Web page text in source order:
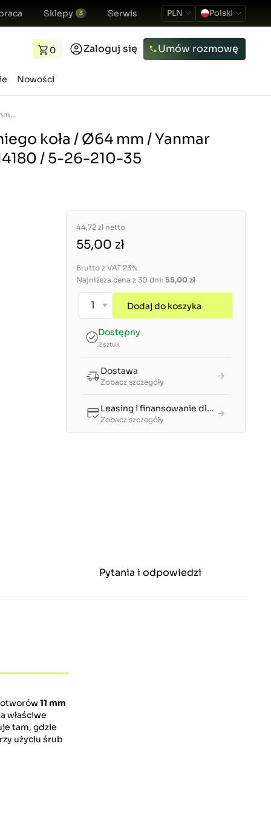
Sklepy 3 Serwis PLN Polski
0 Zaloguj się Umów rozmowę
Nowości
Podkładka przedniego koła / Ø64 mm / Yanmar EF453T / 1A7780-14180 / 5-26-210-35
koła / Ø64 mm / Yanmar
/ 5-26-210-35
44,72 zł netto
55,00 zł
Brutto z VAT 23%
Najniższa cena z 30 dni: 55,00 zł
Dodaj do koszyka
Dostępny
2 sztuk
Dostawa
Zobacz szczegóły
Leasing i finansowanie dla firm
Zobacz szczegóły
Pytania i odpowiedzi
11 mm
właściwe
tam, gdzie
użyciu śrub